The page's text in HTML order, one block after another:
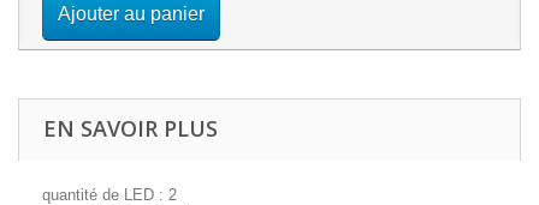
Ajouter au panier
EN SAVOIR PLUS
quantité de LED : 2